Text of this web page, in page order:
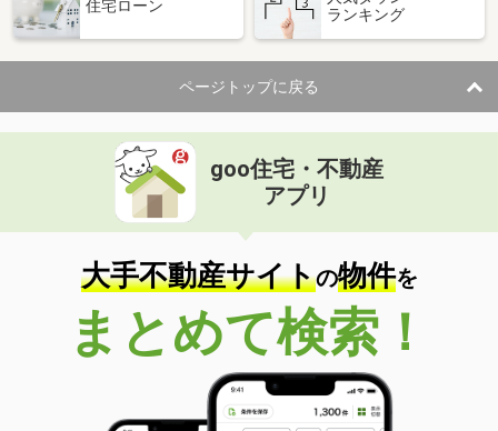
住宅ローン
ランキング
ページトップに戻る
goo住宅・不動産
アプリ
大手不動産サイトの物件を
まとめて検索！